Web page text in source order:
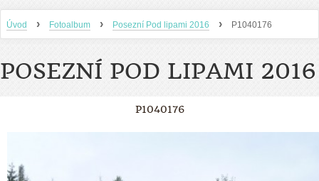
Úvod › Fotoalbum › Posezní Pod lipami 2016 › P1040176
POSEZNÍ POD LIPAMI 2016
P1040176